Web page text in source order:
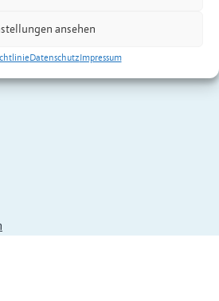
ansehen
DatenschutzImpressum
Instagram